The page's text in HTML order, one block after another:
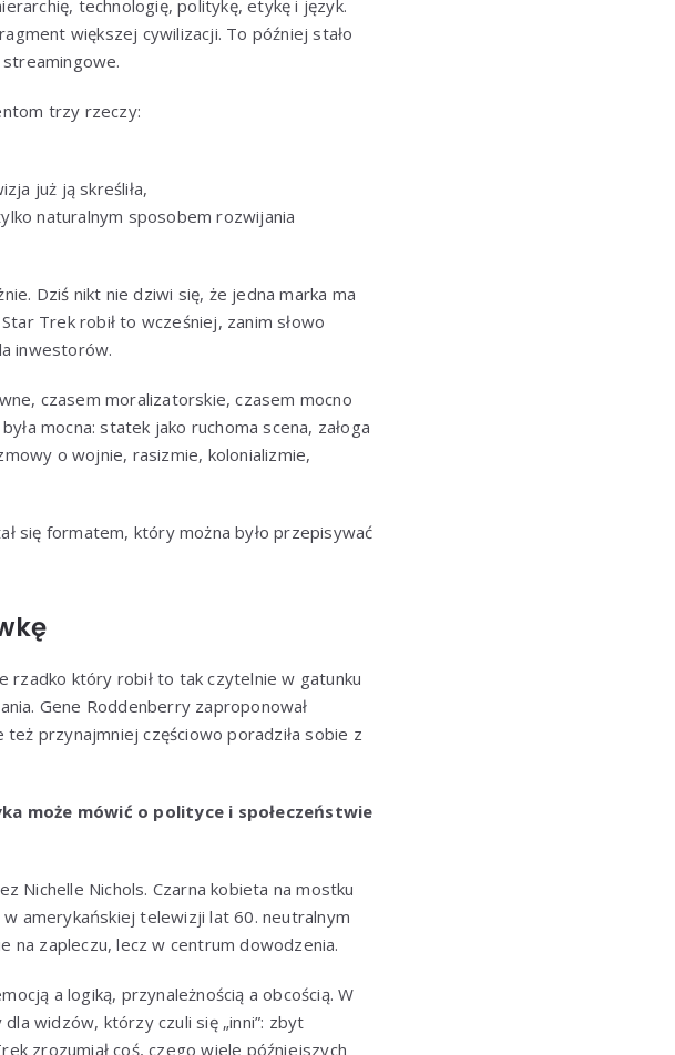
technologię, politykę, etykę i język.
większej cywilizacji. To później stało
trzy rzeczy:
już ją skreśliła,
naturalnym sposobem rozwijania
Dziś nikt nie dziwi się, że jedna marka ma
Trek robił to wcześniej, zanim słowo
inwestorów.
czasem moralizatorskie, czasem mocno
mocna: statek jako ruchoma scena, załoga
o wojnie, rasizmie, kolonializmie,
się formatem, który można było przepisywać
rzadko który robił to tak czytelnie w gatunku
Gene Roddenberry zaproponował
przynajmniej częściowo poradziła sobie z
może mówić o polityce i społeczeństwie
Nichelle Nichols. Czarna kobieta na mostku
amerykańskiej telewizji lat 60. neutralnym
na zapleczu, lecz w centrum dowodzenia.
a logiką, przynależnością a obcością. W
widzów, którzy czuli się „inni”: zbyt
zrozumiał coś, czego wiele późniejszych